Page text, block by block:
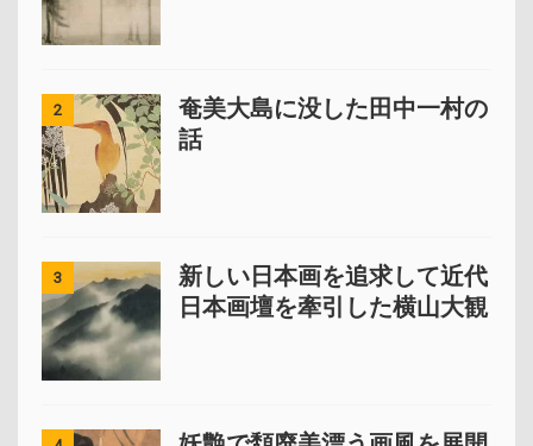
2
奄美大島に没した田中一村の
話
3
新しい日本画を追求して近代
日本画壇を牽引した横山大観